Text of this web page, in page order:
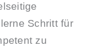
Schritt für
zu